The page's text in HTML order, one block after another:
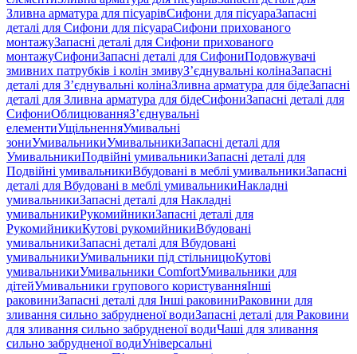
Зливна арматура для пісуарівСифони для пісуараЗапасні
деталі для Сифони для пісуараСифони прихованого
монтажуЗапасні деталі для Сифони прихованого
монтажуСифониЗапасні деталі для СифониПодовжувачі
змивних патрубків і колін змивуЗ’єднувальні колінаЗапасні
деталі для З’єднувальні колінаЗливна арматура для бідеЗапасні
деталі для Зливна арматура для бідеСифониЗапасні деталі для
СифониОблицюванняЗ’єднувальні
елементиУщільненняУмивальні
зониУмивальникиУмивальникиЗапасні деталі для
УмивальникиПодвійні умивальникиЗапасні деталі для
Подвійні умивальникиВбудовані в меблі умивальникиЗапасні
деталі для Вбудовані в меблі умивальникиНакладні
умивальникиЗапасні деталі для Накладні
умивальникиРукомийникиЗапасні деталі для
РукомийникиКутові рукомийникиВбудовані
умивальникиЗапасні деталі для Вбудовані
умивальникиУмивальники під стільницюКутові
умивальникиУмивальники ComfortУмивальники для
дітейУмивальники групового користуванняІнші
раковиниЗапасні деталі для Інші раковиниРаковини для
зливання сильно забрудненої водиЗапасні деталі для Раковини
для зливання сильно забрудненої водиЧаші для зливання
сильно забрудненої водиУніверсальні